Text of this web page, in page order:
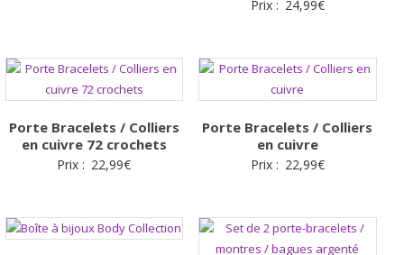
Prix : 24,99€
Porte Bracelets / Colliers
en cuivre 72 crochets
Prix : 22,99€
Porte Bracelets / Colliers
en cuivre
Prix : 22,99€